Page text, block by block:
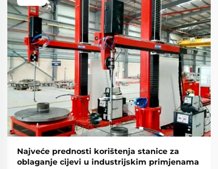
Najveće prednosti korištenja stanice za
oblaganje cijevi u industrijskim primjenama